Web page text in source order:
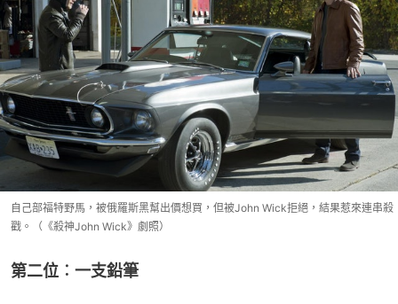
自己部福特野馬，被俄羅斯黑幫出價想買，但被John Wick拒絕，結果惹來連串殺
戳。（《殺神John Wick》劇照）
第二位︰一支鉛筆